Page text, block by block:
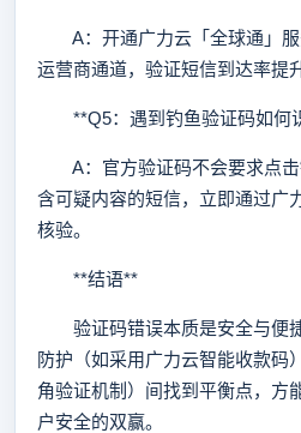
A：开通广力云「全球通」服
运营商通道，验证短信到达率提
**Q5：遇到钓鱼验证码如何
A：官方验证码不会要求点击
含可疑内容的短信，立即通过广
核验。
**结语**
验证码错误本质是安全与便
防护（如采用广力云智能收款码
角验证机制）间找到平衡点，方
户安全的双赢。